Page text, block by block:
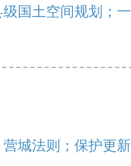
国土空间规划；一
城法则；保护更新